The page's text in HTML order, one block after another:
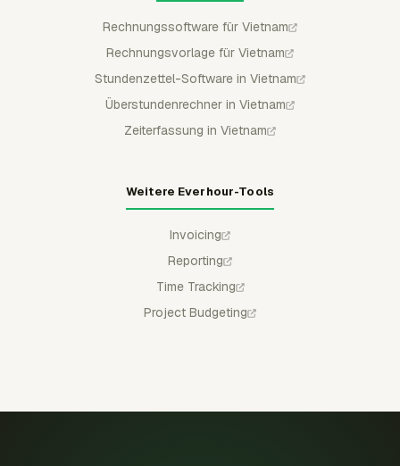
Rechnungssoftware für Vietnam
Rechnungsvorlage für Vietnam
Stundenzettel-Software in Vietnam
Überstundenrechner in Vietnam
Zeiterfassung in Vietnam
Weitere Everhour-Tools
Invoicing
Reporting
Time Tracking
Project Budgeting